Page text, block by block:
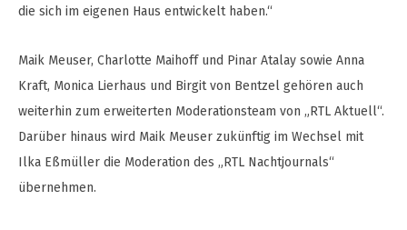
die sich im eigenen Haus entwickelt haben.“
Maik Meuser, Charlotte Maihoff und Pinar Atalay sowie Anna
Kraft, Monica Lierhaus und Birgit von Bentzel gehören auch
weiterhin zum erweiterten Moderationsteam von „RTL Aktuell“.
Darüber hinaus wird Maik Meuser zukünftig im Wechsel mit
Ilka Eßmüller die Moderation des „RTL Nachtjournals“
übernehmen.